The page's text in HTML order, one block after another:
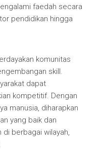
faedah secara
pendidikan hingga
komunitas
skill.
dapat
kompetitif. Dengan
manusia, diharapkan
yang baik dan
berbagai wilayah,